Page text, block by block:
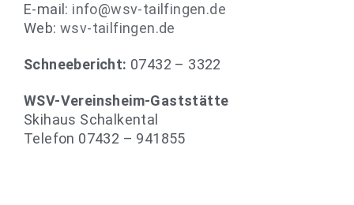
E-mail: info@wsv-tailfingen.de
Web: wsv-tailfingen.de
Schneebericht: 07432 – 3322
WSV-Vereinsheim-Gaststätte
Skihaus Schalkental
Telefon 07432 – 941855